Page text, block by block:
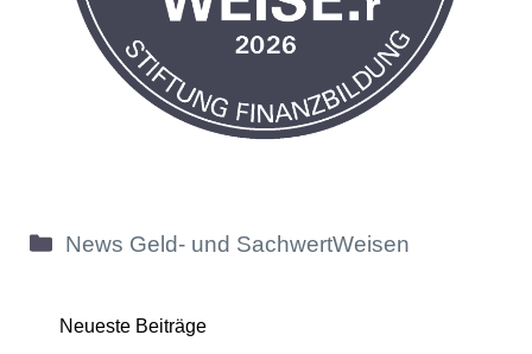
Kategorien
News Geld- und SachwertWeisen
Neueste Beiträge